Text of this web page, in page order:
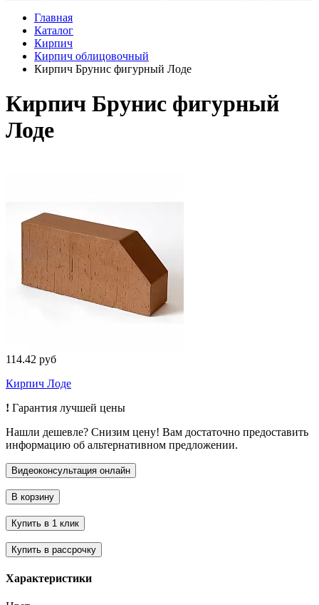
Главная
Каталог
Кирпич
Кирпич облицовочный
Кирпич Брунис фигурный Лоде
Кирпич Брунис фигурный
Лоде
114.42 руб
Кирпич Лоде
! Гарантия лучшей цены
Нашли дешевле? Снизим цену! Вам достаточно предоставить
информацию об альтернативном предложении.
Характеристики